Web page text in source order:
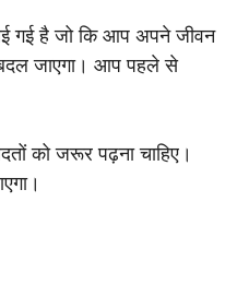
गई है जो कि आप अपने जीवन
जाएगा। आप पहले से
को जरूर पढ़ना चाहिए।